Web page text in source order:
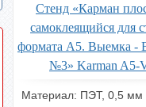
Стенд «Карман
самоклеящийся для
формата А5. Выемка -
№3» Karman A5-
Материал: ПЭТ, 0,5 мм